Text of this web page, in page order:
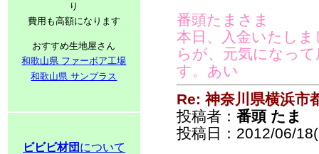
り
費用も高額になります
おすすめ生地屋さん
和歌山県 ファーボア工場
和歌山県 サンプラス
ビビビ材団 について
番頭たまさま
本日、入金いたし
らが、元気になっ
す。あい
Re: 神奈川県横浜市
投稿者： 番頭 たま
投稿日：2012/06/